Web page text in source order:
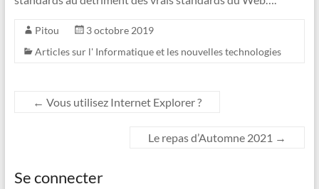
Pitou
3 octobre 2019
Articles sur l' Informatique et les nouvelles technologies
← Vous utilisez Internet Explorer ?
Le repas d’Automne 2021 →
Se connecter